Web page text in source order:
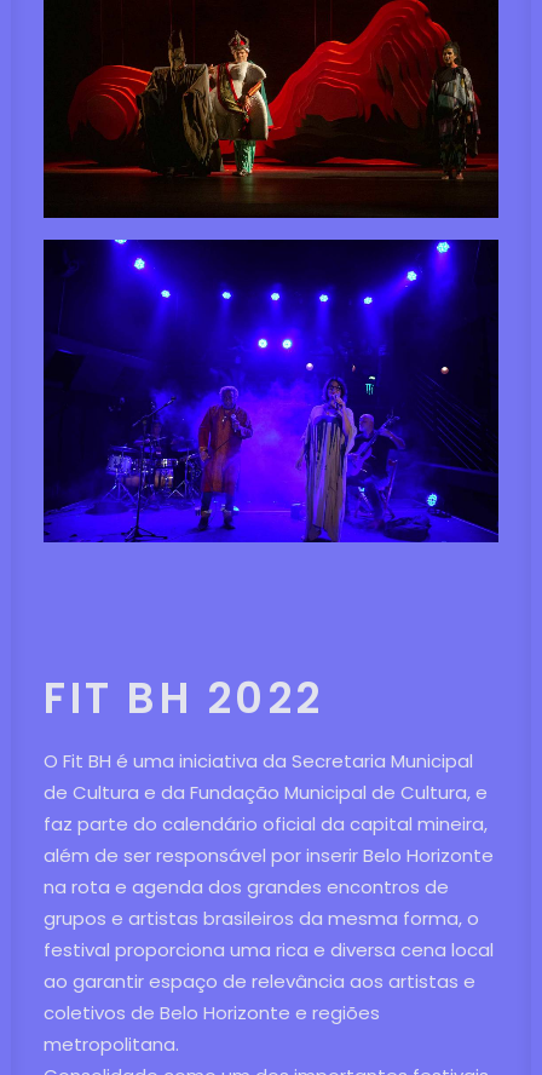
FIT BH 2022
O Fit BH é uma iniciativa da Secretaria Municipal
de Cultura e da Fundação Municipal de Cultura, e
faz parte do calendário oficial da capital mineira,
além de ser responsável por inserir Belo Horizonte
na rota e agenda dos grandes encontros de
grupos e artistas brasileiros da mesma forma, o
festival proporciona uma rica e diversa cena local
ao garantir espaço de relevância aos artistas e
coletivos de Belo Horizonte e regiões
metropolitana.